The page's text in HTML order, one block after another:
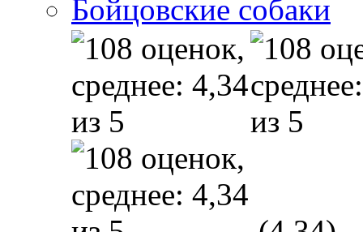
Бойцовские собаки